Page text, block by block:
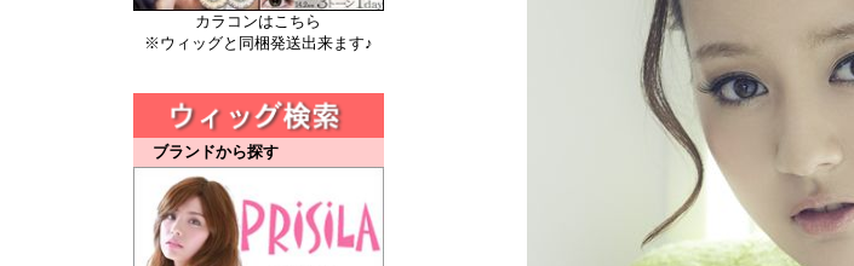
カラコンはこちら
※ウィッグと同梱発送出来ます♪
ブランドから探す